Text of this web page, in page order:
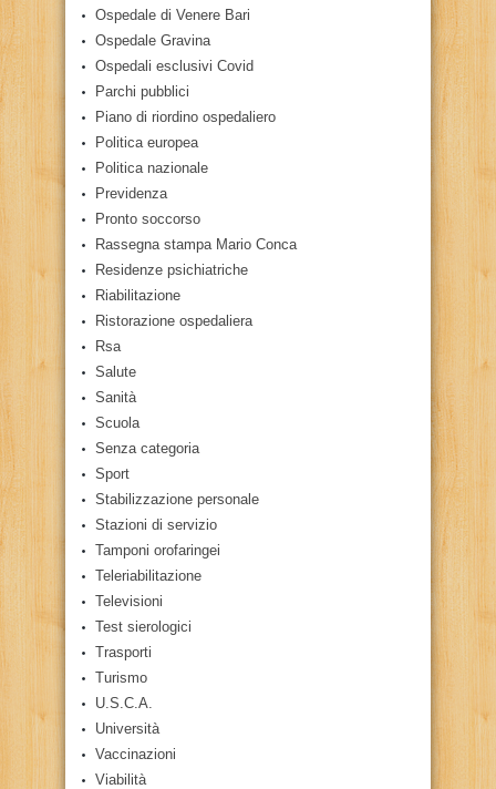
Ospedale di Venere Bari
Ospedale Gravina
Ospedali esclusivi Covid
Parchi pubblici
Piano di riordino ospedaliero
Politica europea
Politica nazionale
Previdenza
Pronto soccorso
Rassegna stampa Mario Conca
Residenze psichiatriche
Riabilitazione
Ristorazione ospedaliera
Rsa
Salute
Sanità
Scuola
Senza categoria
Sport
Stabilizzazione personale
Stazioni di servizio
Tamponi orofaringei
Teleriabilitazione
Televisioni
Test sierologici
Trasporti
Turismo
U.S.C.A.
Università
Vaccinazioni
Viabilità